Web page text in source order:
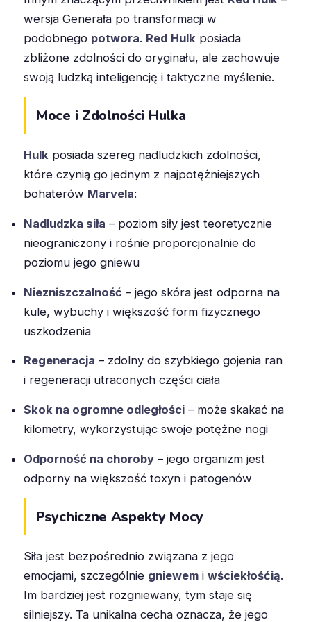
wersja Generała po transformacji w
podobnego potwora. Red Hulk posiada
zbliżone zdolności do oryginału, ale zachowuje
swoją ludzką inteligencję i taktyczne myślenie.
Moce i Zdolności Hulka
Hulk posiada szereg nadludzkich zdolności,
które czynią go jednym z najpotężniejszych
bohaterów Marvela:
Nadludzka siła – poziom siły jest teoretycznie
nieograniczony i rośnie proporcjonalnie do
poziomu jego gniewu
Niezniszczalność – jego skóra jest odporna na
kule, wybuchy i większość form fizycznego
uszkodzenia
Regeneracja – zdolny do szybkiego gojenia ran
i regeneracji utraconych części ciała
Skok na ogromne odległości – może skakać na
kilometry, wykorzystując swoje potężne nogi
Odporność na choroby – jego organizm jest
odporny na większość toxyn i patogenów
Psychiczne Aspekty Mocy
Siła jest bezpośrednio związana z jego
emocjami, szczególnie gniewem i wściekłośćią.
Im bardziej jest rozgniewany, tym staje się
silniejszy. Ta unikalna cecha oznacza, że jego